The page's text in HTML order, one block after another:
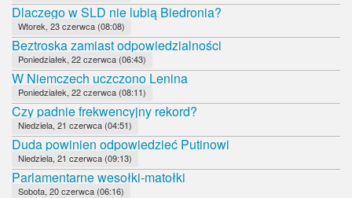
Dlaczego w SLD nie lubią Biedronia?
Wtorek, 23 czerwca (08:08)
Beztroska zamiast odpowiedzialności
Poniedziałek, 22 czerwca (06:43)
W Niemczech uczczono Lenina
Poniedziałek, 22 czerwca (08:11)
Czy padnie frekwencyjny rekord?
Niedziela, 21 czerwca (04:51)
Duda powinien odpowiedzieć Putinowi
Niedziela, 21 czerwca (09:13)
Parlamentarne wesołki-matołki
Sobota, 20 czerwca (06:16)